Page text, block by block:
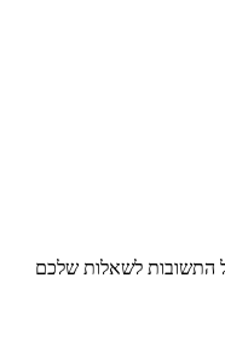
התשובות לשאלות שלכם